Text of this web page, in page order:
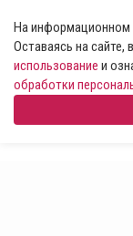
На информационном
Оставаясь на
использование и
обработки